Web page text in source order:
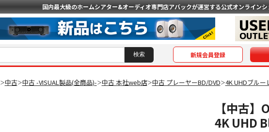
国内最大級のホームシアター&オーディオ専門店アバックが運営する公式オンラインシ
新規会員登録
＞中古＞中古 -VISUAL製品(全商品)-＞中古 本社web店＞中古 プレーヤーBD/DVD＞4K UHDブルー
【中古
4K UHD